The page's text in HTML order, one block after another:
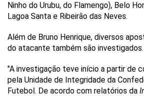
Ninho do Urubu, do Flamengo), Belo
Lagoa Santa e Ribeirão das Neves.
Além de Bruno Henrique, diversos
do atacante também são investigados.
"A investigação teve início a partir de
pela Unidade de Integridade da
Futebol. De acordo com relatórios da